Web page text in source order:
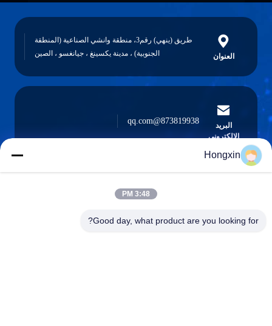
العنوان
طريق (ينهي) رقم3، منطقة وانشي الصناعية (المنطقة
الجنوبية) ، مدينة يكسينغ ، جيانغسو ، الصين
البريد
الإلكتروني
873819938@qq.com
0086-510-13601538657
Hongxin
3:48 PM
Good day, what product are you looking for?